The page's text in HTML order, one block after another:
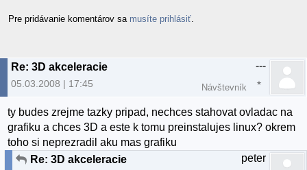
Pre pridávanie komentárov sa musíte prihlásiť
Re: 3D akceleracie
05.03.2008 | 17:45
---
Návštevník
ty budes zrejme tazky pripad, nechces stahovat ovladac na
grafiku a chces 3D a este k tomu preinstalujes linux? okrem
toho si neprezradil aku mas grafiku
Re: 3D akceleracie
peter